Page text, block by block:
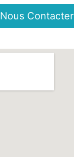
Nous Contacter